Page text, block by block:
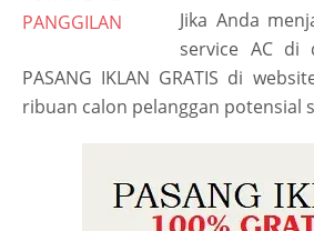
Jika Anda
service AC di
PASANG IKLAN GRATIS di
ribuan calon pelanggan potensial